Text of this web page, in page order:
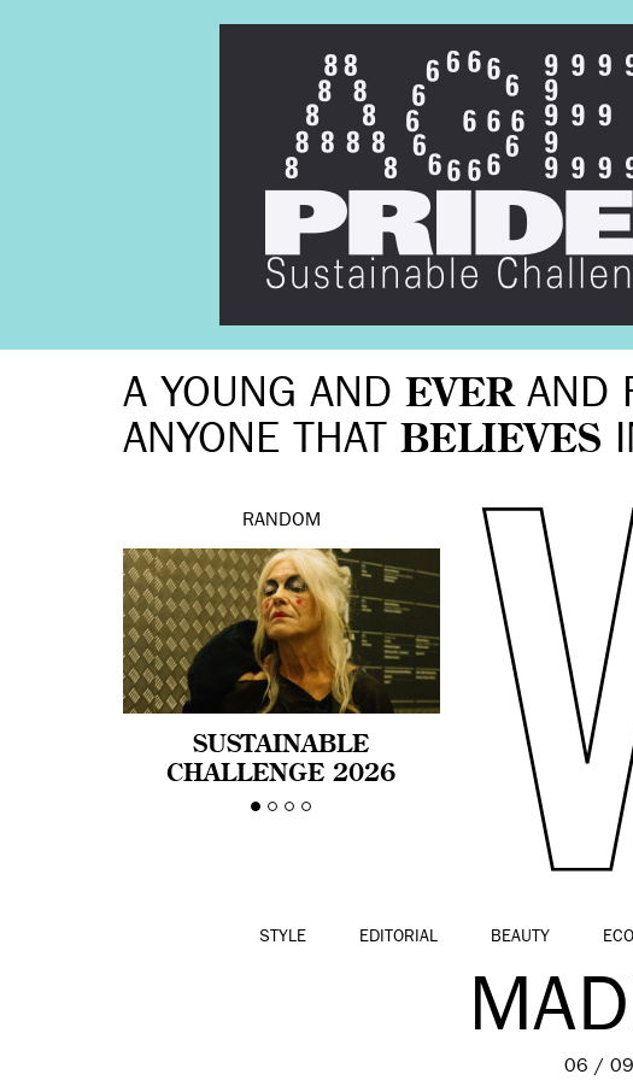
A YOUNG AND EVERAND
ANYONE THAT BELIEVES
RANDOM
SUSTAINABLE
CHALLENGE 2026
CELEBRA LA
STYLE EDITORIAL BEAUTY ECO
06 /